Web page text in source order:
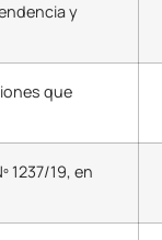
y
que
1237/19, en